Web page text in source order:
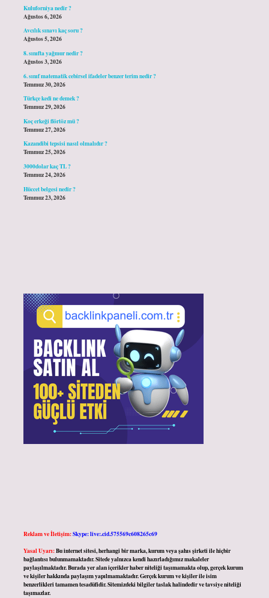
Kuluforniya nedir ?
Ağustos 6, 2026
Avcılık sınavı kaç soru ?
Ağustos 5, 2026
8. sınıfta yağmur nedir ?
Ağustos 3, 2026
6. sınıf matematik cebirsel ifadeler benzer terim nedir ?
Temmuz 30, 2026
Türkçe kedi ne demek ?
Temmuz 29, 2026
Koç erkeği flörtöz mü ?
Temmuz 27, 2026
Kazandibi tepsisi nasıl olmalıdır ?
Temmuz 25, 2026
3000dolar kaç TL ?
Temmuz 24, 2026
Hüccet belgesi nedir ?
Temmuz 23, 2026
Reklam ve İletişim:Skype: live:.cid.575569c608265c69
Yasal Uyarı:Bu internet sitesi, herhangi bir marka, kurum veya şahıs şirketi ile hiçbir
bağlantısı bulunmamaktadır. Sitede yalnızca kendi hazırladığımız makaleler
paylaşılmaktadır. Burada yer alan içerikler haber niteliği taşımamakta olup, gerçek kurum
ve kişiler hakkında paylaşım yapılmamaktadır. Gerçek kurum ve kişiler ile isim
benzerlikleri tamamen tesadüfidir. Sitemizdeki bilgiler taslak halindedir ve tavsiye niteliği
taşımazlar.